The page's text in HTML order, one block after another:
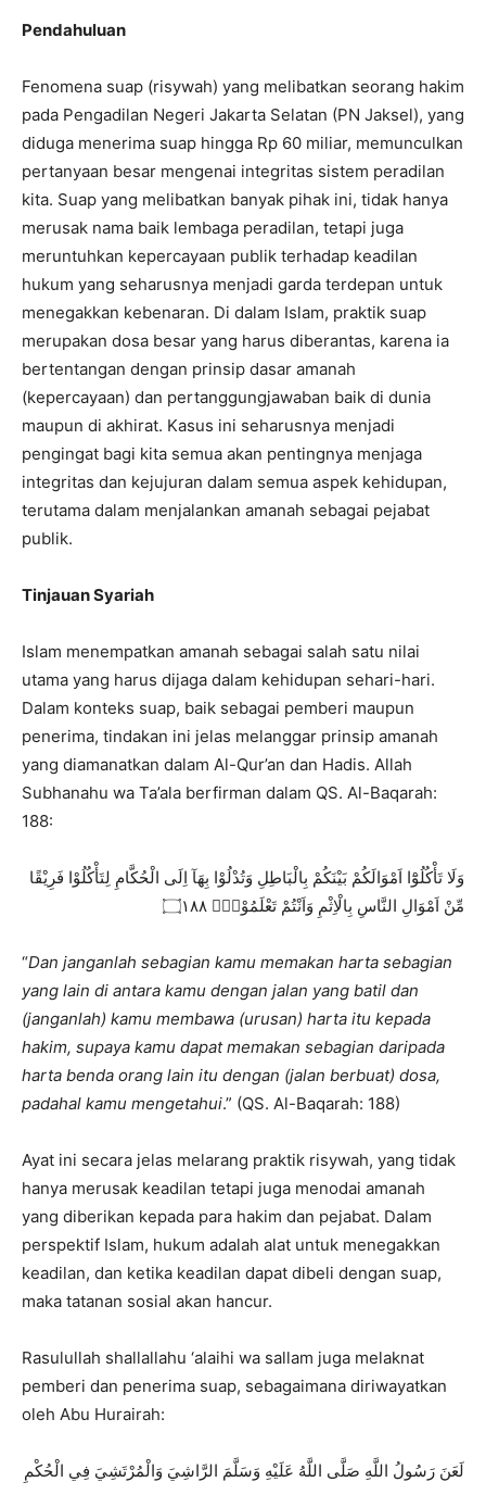
Pendahuluan
Fenomena suap (risywah) yang melibatkan seorang hakim
pada Pengadilan Negeri Jakarta Selatan (PN Jaksel), yang
diduga menerima suap hingga Rp 60 miliar, memunculkan
pertanyaan besar mengenai integritas sistem peradilan
kita. Suap yang melibatkan banyak pihak ini, tidak hanya
merusak nama baik lembaga peradilan, tetapi juga
meruntuhkan kepercayaan publik terhadap keadilan
hukum yang seharusnya menjadi garda terdepan untuk
menegakkan kebenaran. Di dalam Islam, praktik suap
merupakan dosa besar yang harus diberantas, karena ia
bertentangan dengan prinsip dasar amanah
(kepercayaan) dan pertanggungjawaban baik di dunia
maupun di akhirat. Kasus ini seharusnya menjadi
pengingat bagi kita semua akan pentingnya menjaga
integritas dan kejujuran dalam semua aspek kehidupan,
terutama dalam menjalankan amanah sebagai pejabat
publik.
Tinjauan Syariah
Islam menempatkan amanah sebagai salah satu nilai
utama yang harus dijaga dalam kehidupan sehari-hari.
Dalam konteks suap, baik sebagai pemberi maupun
penerima, tindakan ini jelas melanggar prinsip amanah
yang diamanatkan dalam Al-Qur’an dan Hadis. Allah
Subhanahu wa Ta’ala berfirman dalam QS. Al-Baqarah:
188:
وَلَا تَأْكُلُوْٓا اَمْوَالَكُمْ بَيْنَكُمْ بِالْبَاطِلِ وَتُدْلُوْا بِهَآ اِلَى الْحُكَّامِ لِتَأْكُلُوْا فَرِيْقًا
مِّنْ اَمْوَالِ النَّاسِ بِالْاِثْمِ وَاَنْتُمْ تَعْلَمُوْنَࣖ ۝١٨٨
“Dan janganlah sebagian kamu memakan harta sebagian
yang lain di antara kamu dengan jalan yang batil dan
(janganlah) kamu membawa (urusan) harta itu kepada
hakim, supaya kamu dapat memakan sebagian daripada
harta benda orang lain itu dengan (jalan berbuat) dosa,
padahal kamu mengetahui.” (QS. Al-Baqarah: 188)​
Ayat ini secara jelas melarang praktik risywah, yang tidak
hanya merusak keadilan tetapi juga menodai amanah
yang diberikan kepada para hakim dan pejabat. Dalam
perspektif Islam, hukum adalah alat untuk menegakkan
keadilan, dan ketika keadilan dapat dibeli dengan suap,
maka tatanan sosial akan hancur.
Rasulullah shallallahu ‘alaihi wa sallam juga melaknat
pemberi dan penerima suap, sebagaimana diriwayatkan
oleh Abu Hurairah:
لَعَنَ رَسُولُ اللَّهِ صَلَّى اللَّهُ عَلَيْهِ وَسَلَّمَ الرَّاشِيَ وَالْمُرْتَشِيَ فِي الْحُكْمِ